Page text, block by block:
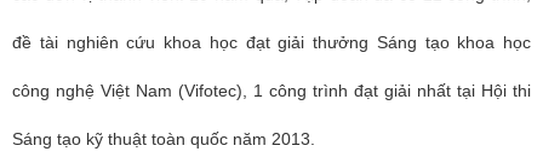
đề tài nghiên cứu khoa học đạt giải thưởng Sáng tạo khoa học
công nghệ Việt Nam (Vifotec), 1 công trình đạt giải nhất tại Hội thi
Sáng tạo kỹ thuật toàn quốc năm 2013.